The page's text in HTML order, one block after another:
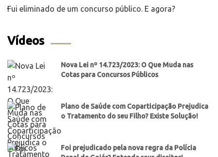
Fui eliminado de um concurso público. E agora?
Vídeos
Nova Lei nº 14.723/2023: O Que Muda nas
Cotas para Concursos Públicos
Plano de Saúde com Coparticipação Prejudica
o Tratamento do seu Filho? Existe Solução!
Foi prejudicado pela nova regra da Polícia